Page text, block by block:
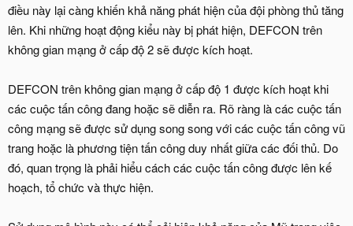
điều này lại càng khiến khả năng phát hiện của đội phòng thủ tăng
lên. Khi những hoạt động kiểu này bị phát hiện, DEFCON trên
không gian mạng ở cấp độ 2 sẽ được kích hoạt.
DEFCON trên không gian mạng ở cấp độ 1 được kích hoạt khi
các cuộc tấn công đang hoặc sẽ diễn ra. Rõ ràng là các cuộc tấn
công mạng sẽ được sử dụng song song với các cuộc tấn công vũ
trang hoặc là phương tiện tấn công duy nhất giữa các đối thủ. Do
đó, quan trọng là phải hiểu cách các cuộc tấn công được lên kế
hoạch, tổ chức và thực hiện.